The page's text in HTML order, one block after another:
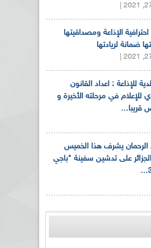
الإذاعة ومصداقيتها
ضمانة لريادتها
للإذاعة : اعداد القانون
للإعلام في مرحلته الأخيرة و
قريبا...
الرحمان يشرف هذا الخميس
الجزائر على تدشين سفينة "باجي